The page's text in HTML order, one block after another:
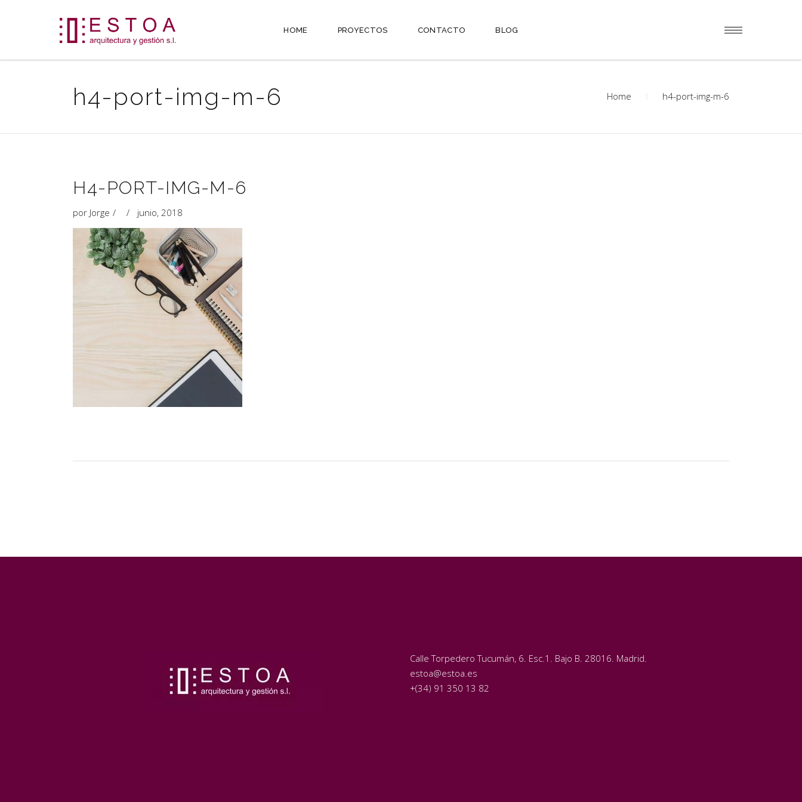
HOME PROYECTOS CONTACTO BLOG
h4-port-img-m-6 Home h4-port-img-m-6
H4-PORT-IMG-M-6
por Jorge junio, 2018
Calle Torpedero Tucumán, 6. Esc.1. Bajo B. 28016. Madrid.
estoa@estoa.es
+(34) 91 350 13 82